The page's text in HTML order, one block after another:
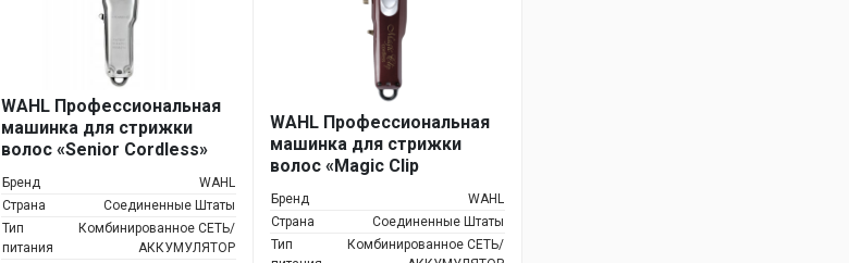
WAHL Профессиональная
машинка для стрижки
волос «Senior Cordless»
Бренд
WAHL
Страна
Соединенные Штаты
Тип
питания
Комбинированное СЕТЬ/
АККУМУЛЯТОР
WAHL Профессиональная
машинка для стрижки
волос «Magic Clip
Бренд
WAHL
Страна
Соединенные Штаты
Тип
Комбинированное СЕТЬ/